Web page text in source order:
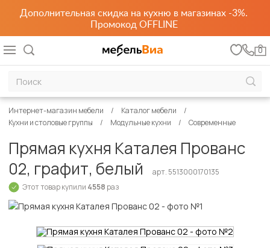
Дополнительная скидка на кухню в магазинах -3%.
Промокод OFFLINE
0
Интернет-магазин мебели
Каталог мебели
Кухни и столовые группы
Модульные кухни Современные
Прямая кухня Каталея Прованс
02, графит, белый
арт. 5513000170135
Этот товар купили 4558 раз